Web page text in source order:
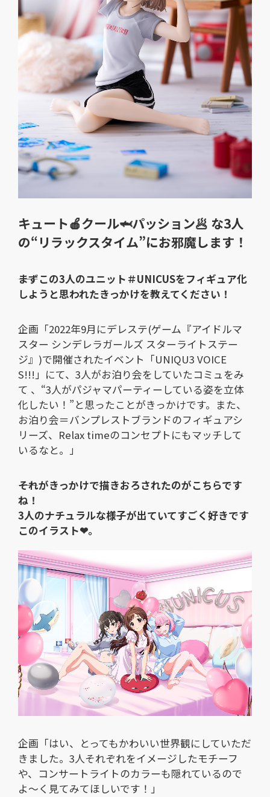
キュート🍎クール🦈パッション🥟 な3人
の“リラックスタイム”にお邪魔します！
――まずこの3人のユニット＃UNICUSをフィギュア化
しようと思われたきっかけを教えてください！
企画「2022年9月にデレステ(ゲーム『アイドルマ
スター シンデレラガールズ スターライトステー
ジ』)で開催されたイベント「UNIQU3 VOICE
S!!!」にて、3人がお泊り会をしていたコミュをみ
て 、“3人がパジャマパーティーしている姿を立体
化したい！”と思ったことがきっかけです。また、
お泊り会＝バンプレストブランドのフィギュアシ
リーズ、Relax timeのコンセプトにもマッチして
いるなと。」
――それがきっかけで描きおろされたのがこちらです
ね！
3人のナチュラルな様子が出ていてすごく好きです
このイラスト❤。
企画「はい、とってもかわいい世界観にしていただ
きました。3人それぞれをイメージしたモチーフ
や、コンサートライトのカラーも隠れているので
よ～く見てみてほしいです！」